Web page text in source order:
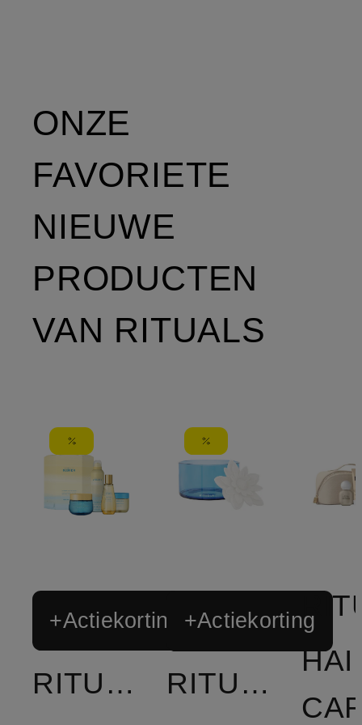
ONZE
FAVORIETE
NIEUWE
PRODUCTEN
VAN RITUALS
+Actiekorting
RITUALS
+Actiekorting
RITUALS